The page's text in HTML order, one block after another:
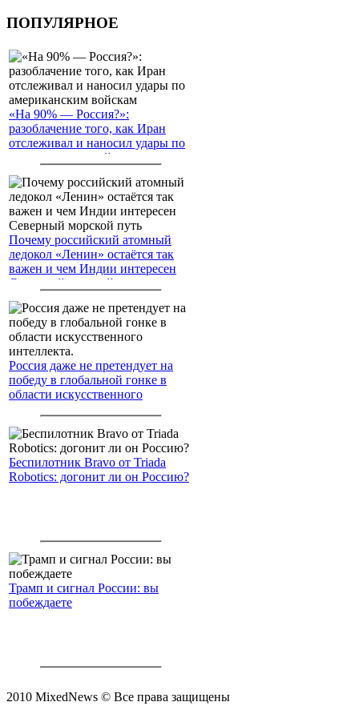
ПОПУЛЯРНОЕ
«На 90% — Россия?»:
разоблачение того, как Иран
отслеживал и наносил удары по
американским войскам
Почему российский атомный
ледокол «Ленин» остаётся так
важен и чем Индии интересен
Северный морской путь
Россия даже не претендует на
победу в глобальной гонке в
области искусственного
Беспилотник Bravo от Triada
Robotics: догонит ли он Россию?
Трамп и сигнал России: вы
побеждаете
2010 MixedNews © Все права защищены